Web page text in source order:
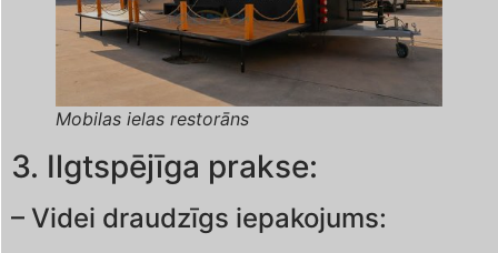
Mobilas ielas restorāns
3. Ilgtspējīga prakse:
– Videi draudzīgs iepakojums: